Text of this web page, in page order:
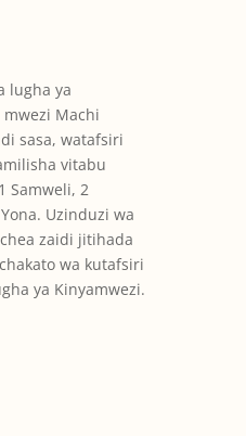
lugha ya
Machi
sasa, watafsiri
vitabu
Samweli, 2
Uzinduzi wa
zaidi jitihada
wa kutafsiri
ya Kinyamwezi.